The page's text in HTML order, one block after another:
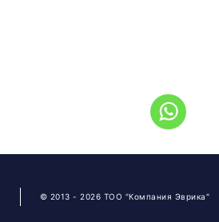
© 2013 - 2026 ТОО "Компания Эврика"